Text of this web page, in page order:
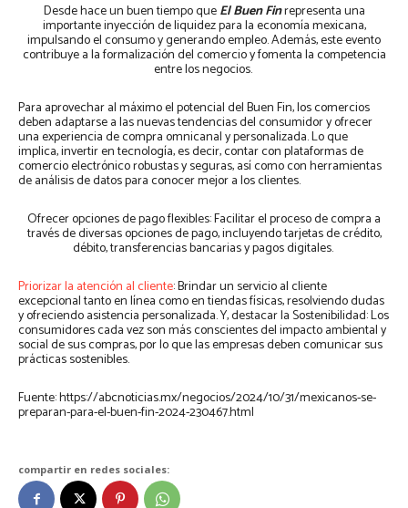
Desde hace un buen tiempo queEl Buen Finrepresenta una
importante inyección de liquidez para la economía mexicana,
impulsando el consumo y generando empleo. Además, este evento
contribuye a la formalización del comercio y fomenta la competencia
entre los negocios.
Para aprovechar al máximo el potencial del Buen Fin, los comercios
deben adaptarse a las nuevas tendencias del consumidor y ofrecer
una experiencia de compra omnicanal y personalizada. Lo que
implica, invertir en tecnología, es decir, contar con plataformas de
comercio electrónico robustas y seguras, así como con herramientas
de análisis de datos para conocer mejor a los clientes.
Ofrecer opciones de pago flexibles: Facilitar el proceso de compra a
través de diversas opciones de pago, incluyendo tarjetas de crédito,
débito, transferencias bancarias y pagos digitales.
Priorizar la atención al cliente: Brindar un servicio al cliente
excepcional tanto en línea como en tiendas físicas, resolviendo dudas
y ofreciendo asistencia personalizada. Y, destacar la Sostenibilidad: Los
consumidores cada vez son más conscientes del impacto ambiental y
social de sus compras, por lo que las empresas deben comunicar sus
prácticas sostenibles.
Fuente: https://abcnoticias.mx/negocios/2024/10/31/mexicanos-se-
preparan-para-el-buen-fin-2024-230467.html
compartir en redes sociales: